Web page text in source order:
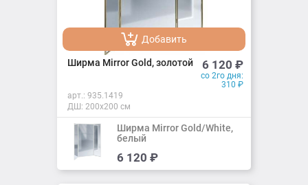
Добавить
Добавлено
Ширма Mirror Gold, золотой 6 120 ₽
со 2го дня:
310 ₽
арт.: 935.1419
ДШ: 200х200 см
Добавить
Добавлено
Ширма Mirror Gold/White,
белый
6 120 ₽